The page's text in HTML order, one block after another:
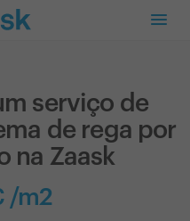
serviço de
de rega por
na Zaask
/m2